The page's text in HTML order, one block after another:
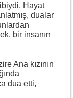
Hayat
dualar
bir insanın
Ana kızının
dua etti,